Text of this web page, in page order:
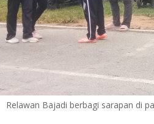
Relawan Bajadi berbagi sarapan di